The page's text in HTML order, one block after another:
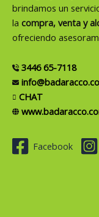
brindamos un
la compra, venta y
ofreciendo
3446 65-7118
CHAT
Facebook